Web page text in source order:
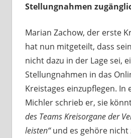
Stellungnahmen
Marian Zachow, der erste
hat nun mitgeteilt, dass
nicht dazu in der Lage sei,
Stellungnahmen in das
Kreistages einzupflegen. In
Michler schrieb er, sie
des Teams Kreisorgane der
leisten“und es gehöre nicht